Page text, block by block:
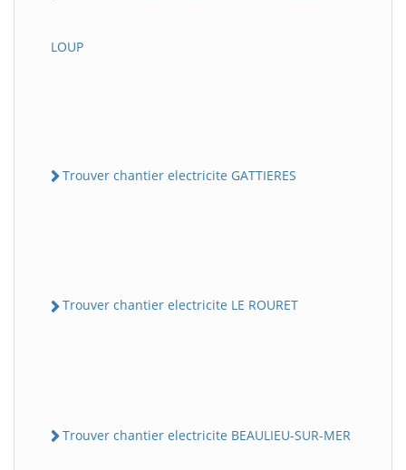
LOUP
Trouver chantier electricite GATTIERES
Trouver chantier electricite LE ROURET
Trouver chantier electricite BEAULIEU-SUR-MER